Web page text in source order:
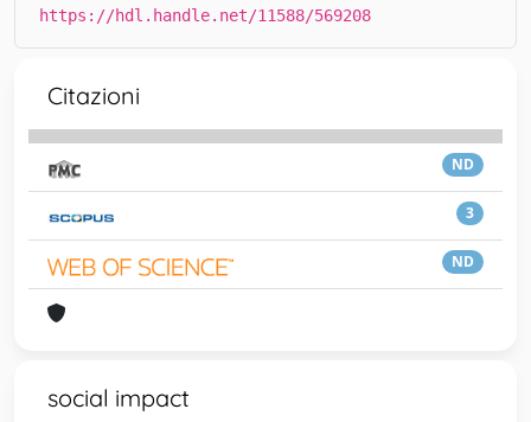
https://hdl.handle.net/11588/569208
Citazioni
ND
3
ND
social impact